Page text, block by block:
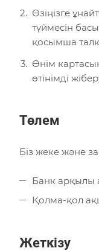
Өзіңізге
түймесін
қосымша
Өнім
өтінімді
Төлем
Біз жеке және
Банк арқылы
Қолма-қол
Жеткізу